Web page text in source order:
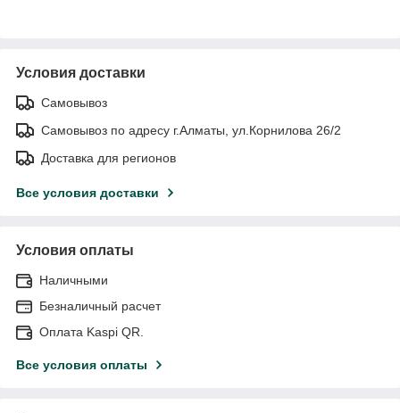
Условия доставки
Самовывоз
Самовывоз по адресу г.Алматы, ул.Корнилова 26/2
Доставка для регионов
Все условия доставки
Условия оплаты
Наличными
Безналичный расчет
Оплата Kaspi QR.
Все условия оплаты